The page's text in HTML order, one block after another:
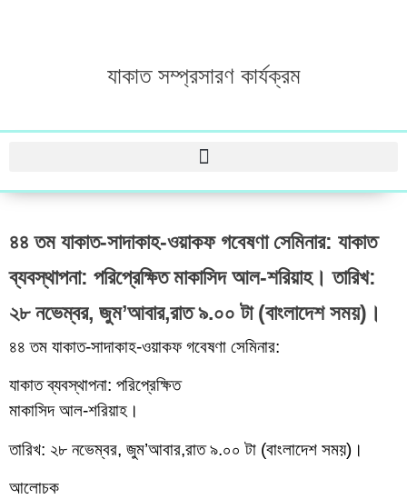
যাকাত সম্প্রসারণ কার্যক্রম
৪৪ তম যাকাত-সাদাকাহ-ওয়াকফ গবেষণা সেমিনার: যাকাত
ব্যবস্থাপনা: পরিপ্রেক্ষিত মাকাসিদ আল-শরিয়াহ। তারিখ:
২৮ নভেম্বর, জুম’আবার,রাত ৯.০০ টা (বাংলাদেশ সময়)।
৪৪ তম যাকাত-সাদাকাহ-ওয়াকফ গবেষণা সেমিনার:
যাকাত ব্যবস্থাপনা: পরিপ্রেক্ষিত
মাকাসিদ আল-শরিয়াহ।
তারিখ: ২৮ নভেম্বর, জুম’আবার,রাত ৯.০০ টা (বাংলাদেশ সময়)।
আলোচক